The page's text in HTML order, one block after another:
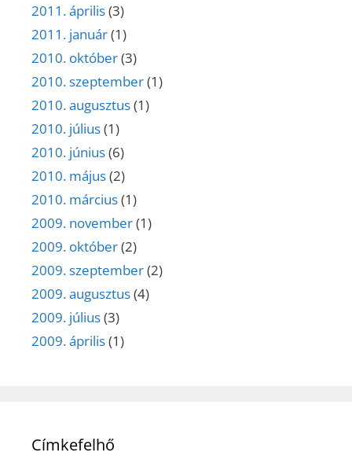
2011. április(3)
2011. január(1)
2010. október(3)
2010. szeptember(1)
2010. augusztus(1)
2010. július(1)
2010. június(6)
2010. május(2)
2010. március(1)
2009. november(1)
2009. október(2)
2009. szeptember(2)
2009. augusztus(4)
2009. július(3)
2009. április(1)
Címkefelhő